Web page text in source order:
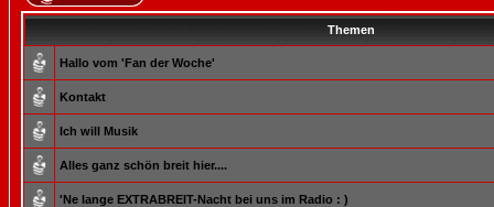
Themen
Hallo vom 'Fan der Woche'
Kontakt
Ich will Musik
Alles ganz schön breit hier....
'Ne lange EXTRABREIT-Nacht bei uns im Radio : )